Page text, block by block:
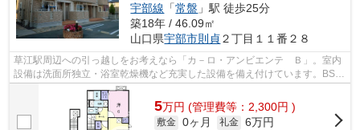
宇部線 「常盤 」駅 徒歩25分
築18年 / 46.09㎡
山口県宇部市則貞２丁目１１番２８
草江駅周辺への引っ越しをお考えなら「カ－ロ・アンビエンテ Ｂ」。室内
設備は洗面所独立・浴室乾燥機など充実した設備を備え付けています。BS対
応のアパートなので、工事費が掛かる...
5万円 (管理費等：2,300円 )
敷金 0ヶ月 礼金 6万円